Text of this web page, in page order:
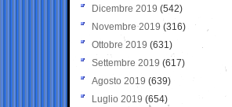
Dicembre 2019 (542)
Novembre 2019 (316)
Ottobre 2019 (631)
Settembre 2019 (617)
Agosto 2019 (639)
Luglio 2019 (654)